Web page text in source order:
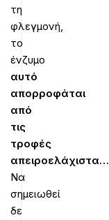
τη
φλεγμονή,
το
ένζυμο
αυτό
απορροφάται
από
τις
τροφές
απειροελάχιστα…
Να
σημειωθεί
δε